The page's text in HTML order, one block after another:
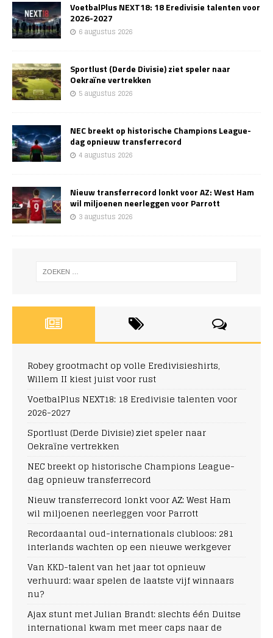
VoetbalPlus NEXT18: 18 Eredivisie talenten voor
2026-2027
6 augustus 2026
Sportlust (Derde Divisie) ziet speler naar
Oekraïne vertrekken
5 augustus 2026
NEC breekt op historische Champions League-
dag opnieuw transferrecord
4 augustus 2026
Nieuw transferrecord lonkt voor AZ: West Ham
wil miljoenen neerleggen voor Parrott
3 augustus 2026
Robey grootmacht op volle Eredivisieshirts,
Willem II kiest juist voor rust
VoetbalPlus NEXT18: 18 Eredivisie talenten voor
2026-2027
Sportlust (Derde Divisie) ziet speler naar
Oekraïne vertrekken
NEC breekt op historische Champions League-
dag opnieuw transferrecord
Nieuw transferrecord lonkt voor AZ: West Ham
wil miljoenen neerleggen voor Parrott
Recordaantal oud-internationals clubloos: 281
interlands wachten op een nieuwe werkgever
Van KKD-talent van het jaar tot opnieuw
verhuurd: waar spelen de laatste vijf winnaars
nu?
Ajax stunt met Julian Brandt: slechts één Duitse
international kwam met meer caps naar de